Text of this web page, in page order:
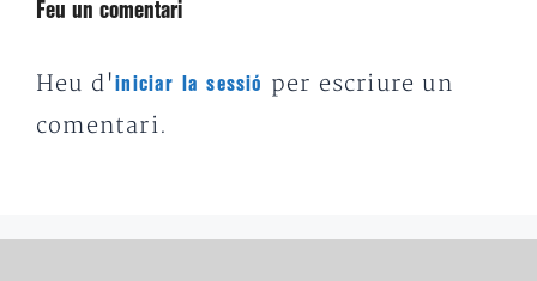
Feu un comentari
Heu d'iniciar la sessió
per escriure un
comentari.